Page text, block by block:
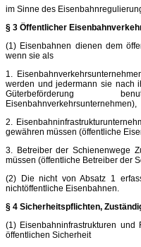
im Sinne des
§ 3 Öffentlicher
(1) Eisenbahnen dienen dem
wenn sie als
1.
werden und jedermann sie nach
Güterbeförderung
Eisenbahnverkehrsunternehmen),
2.
gewähren müssen (öffentliche
3. Betreiber der Schienenwege
müssen (öffentliche Betreiber der
(2) Die nicht von Absatz 1
nichtöffentliche Eisenbahnen.
§ 4 Sicherheitspflichten,
(1) Eisenbahninfrastrukturen und
öffentlichen Sicherheit